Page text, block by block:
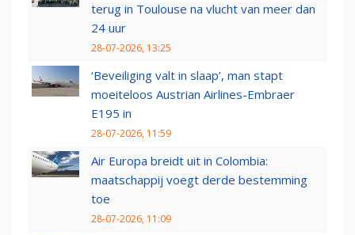
terug in Toulouse na vlucht van meer dan
24 uur
28-07-2026, 13:25
‘Beveiliging valt in slaap’, man stapt
moeiteloos Austrian Airlines-Embraer
E195 in
28-07-2026, 11:59
Air Europa breidt uit in Colombia:
maatschappij voegt derde bestemming
toe
28-07-2026, 11:09